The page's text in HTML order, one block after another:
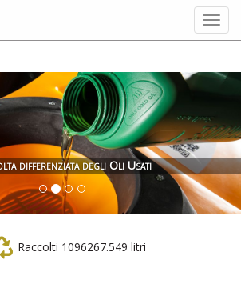
differenziata degli Oli Usati
Raccolti 1096267.549 litri